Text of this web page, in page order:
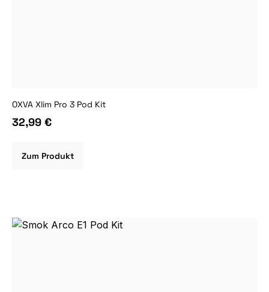
OXVA Xlim Pro 3 Pod Kit
32,99 €
Zum Produkt